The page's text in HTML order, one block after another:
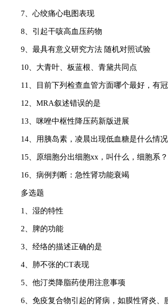
7、心绞痛心电图表现
8、引起干咳高血压药物
9、最具有意义研究方法 随机对照试验
10、大青叶、板蓝根、青黛共同点
11、目前下列检查血管方面哪个最好，有冠
12、MRA叙述错误的是
13、咪唑中枢性降压药新版进展
14、用胰岛素，凌晨出现低血糖是什么情况
15、原细胞分出细胞xx，叫什么，细胞系？
16、病例判断：急性肾功能衰竭
多选题
1、湿的特性
2、脾的功能
3、经络的描述正确的是
4、肺不张的CT表现
5、他汀类降脂药使用注意事项
6、免疫复合物引起的肾病，如膜性肾炎、